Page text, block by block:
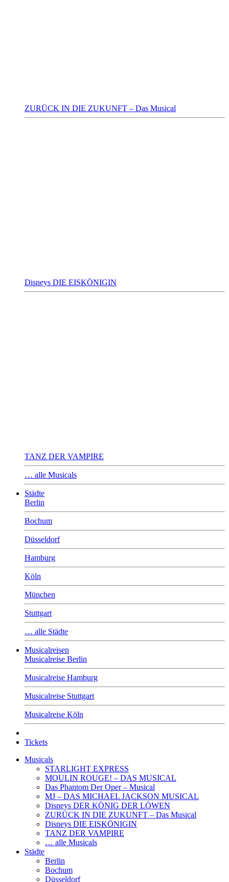
ZURÜCK IN DIE ZUKUNFT – Das Musical
Disneys DIE EISKÖNIGIN
TANZ DER VAMPIRE
… alle Musicals
Städte
Berlin
Bochum
Düsseldorf
Hamburg
Köln
München
Stuttgart
… alle Städte
Musicalreisen
Musicalreise Berlin
Musicalreise Hamburg
Musicalreise Stuttgart
Musicalreise Köln
Tickets
Musicals
STARLIGHT EXPRESS
MOULIN ROUGE! – DAS MUSICAL
Das Phantom Der Oper – Musical
MJ – DAS MICHAEL JACKSON MUSICAL
Disneys DER KÖNIG DER LÖWEN
ZURÜCK IN DIE ZUKUNFT – Das Musical
Disneys DIE EISKÖNIGIN
TANZ DER VAMPIRE
… alle Musicals
Städte
Berlin
Bochum
Düsseldorf